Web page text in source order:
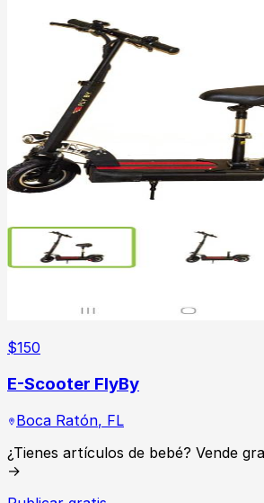
$150
E-Scooter FlyBy
Boca Ratón, FL
¿Tienes artículos de bebé? Vende
→